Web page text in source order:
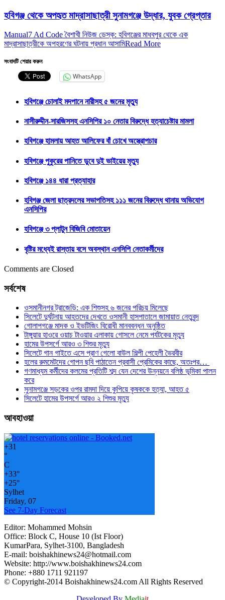
হবিগঞ্জ থেকে অপহৃত মাদ্রাসাছাত্রী সুনামগঞ্জে উদ্ধার, যুবক গ্রেপ্তার
Manual7 Ad Code বৈশাখী নিউজ ডেস্ক: হবিগঞ্জের মাধবপুর থেকে এক
মাদ্রাসাছাত্রীকে অপহরণের ঘটনায় প্রধান আসামিRead More
সংবাদটি শেয়ার করুন
WhatsApp
হবিগঞ্জে চোলাই মদপানে নারীসহ ৫ জনের মৃত্যু
নাসীরুদ্দীন-সারজিসসহ এনসিপির ১০ নেতার বিরুদ্ধে হত্যাচেষ্টার মামলা
হবিগঞ্জে হামলায় আহত আলিফের বাঁ চোখে অস্ত্রোপচার
হবিগঞ্জে পুকুরের পানিতে ডুবে দুই ভাইয়ের মৃত্যু
হবিগঞ্জে ১৪৪ ধারা প্রত্যাহার
হবিগঞ্জ জেলা ছাত্রদলের সভাপতিসহ ১১১ জনের বিরুদ্ধে থানায় অভিযোগ
এনসিপির
হবিগঞ্জে ৩ প্লাটুন বিজিবি মোতায়েন
বৃষ্টির মধ্যেই রাস্তায় বসে অবস্থান এনসিপি নেতাকর্মীদের
Comments are Closed
সর্বশেষ
ওসমানীনগর ট্রাজেডি: এক শিশুসহ ৬ জনের পরিচয় মিলেছে
সিলেটে দুর্ঘটনায় আহতদের দেখতে ওসমানী হাসপাতালে জামায়াত নেতৃবৃন্দ
গোলাপগঞ্জে মাদক ও ইভটিজিং বিরোধী মানববন্ধন অনুষ্ঠিত
টাঙ্গুয়ার হাওরে ওয়াচ টাওয়ার এলাকায় গোসলে নেমে পর্যটকের মৃত্যু
হামের উপসর্গে আরও ৩ শিশুর মৃত্যু
সিলেটে গান গাইতে এসে প্রাণ গেলো বাউল শিল্পী পেহেলী ভৈরবীর
হলের রুমমেটদের গোপন ছবি পাঠাতেন প্রবাসী প্রেমিকের কাছে, অতঃপর…
গণমাধ্যম কর্মীদের কলমের প্রতিটি শব্দ যেন দেশের উন্নয়নে বলিষ্ঠ ভূমিকা পালন
করে
সুনামগঞ্জে সড়কের ওপর রামদা দিয়ে কুপিয়ে কৃষককে হত্যা, আহত ৫
সিলেটে হামের উপসর্গে আরও ২ শিশুর মৃত্যু
আবহাওয়া
+31
°
C
+33°
+25°
Sylhet
Friday, 07
See 7-Day Forecast
Editor: Mohammed Mohsin
Office: Block C, House 10 (Ist Floor)
KumarPara, Sylhet-3100, Bangladesh
E-mail: boishakhinews24@hotmail.com
Website: http://www.boishakhinews24.com
Phone: +880 1711 921197
© Copyright-2014 Boishakhinews24.com All Rights Reserved